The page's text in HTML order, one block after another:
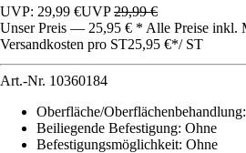
UVP: 29,99 €UVP29,99 €
Unser Preis — 25,95 € * Alle Preise inkl.
Versandkosten pro ST25,95 €*/ ST
Art.-Nr. 10360184
Oberfläche/Oberflächenbehandlung:
Beiliegende Befestigung: Ohne
Befestigungsmöglichkeit: Ohne